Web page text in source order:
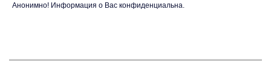
Анонимно! Информация о Вас конфиденциальна.